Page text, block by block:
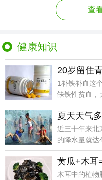
查
健康知识
20岁留住
1补铁补血这
缺铁性贫血，
贫血现象，红
减少占21%。
夏天天气
近三十年来北
的降水量就达
是7月下旬和
期。
黄瓜+木耳
木耳中的植物